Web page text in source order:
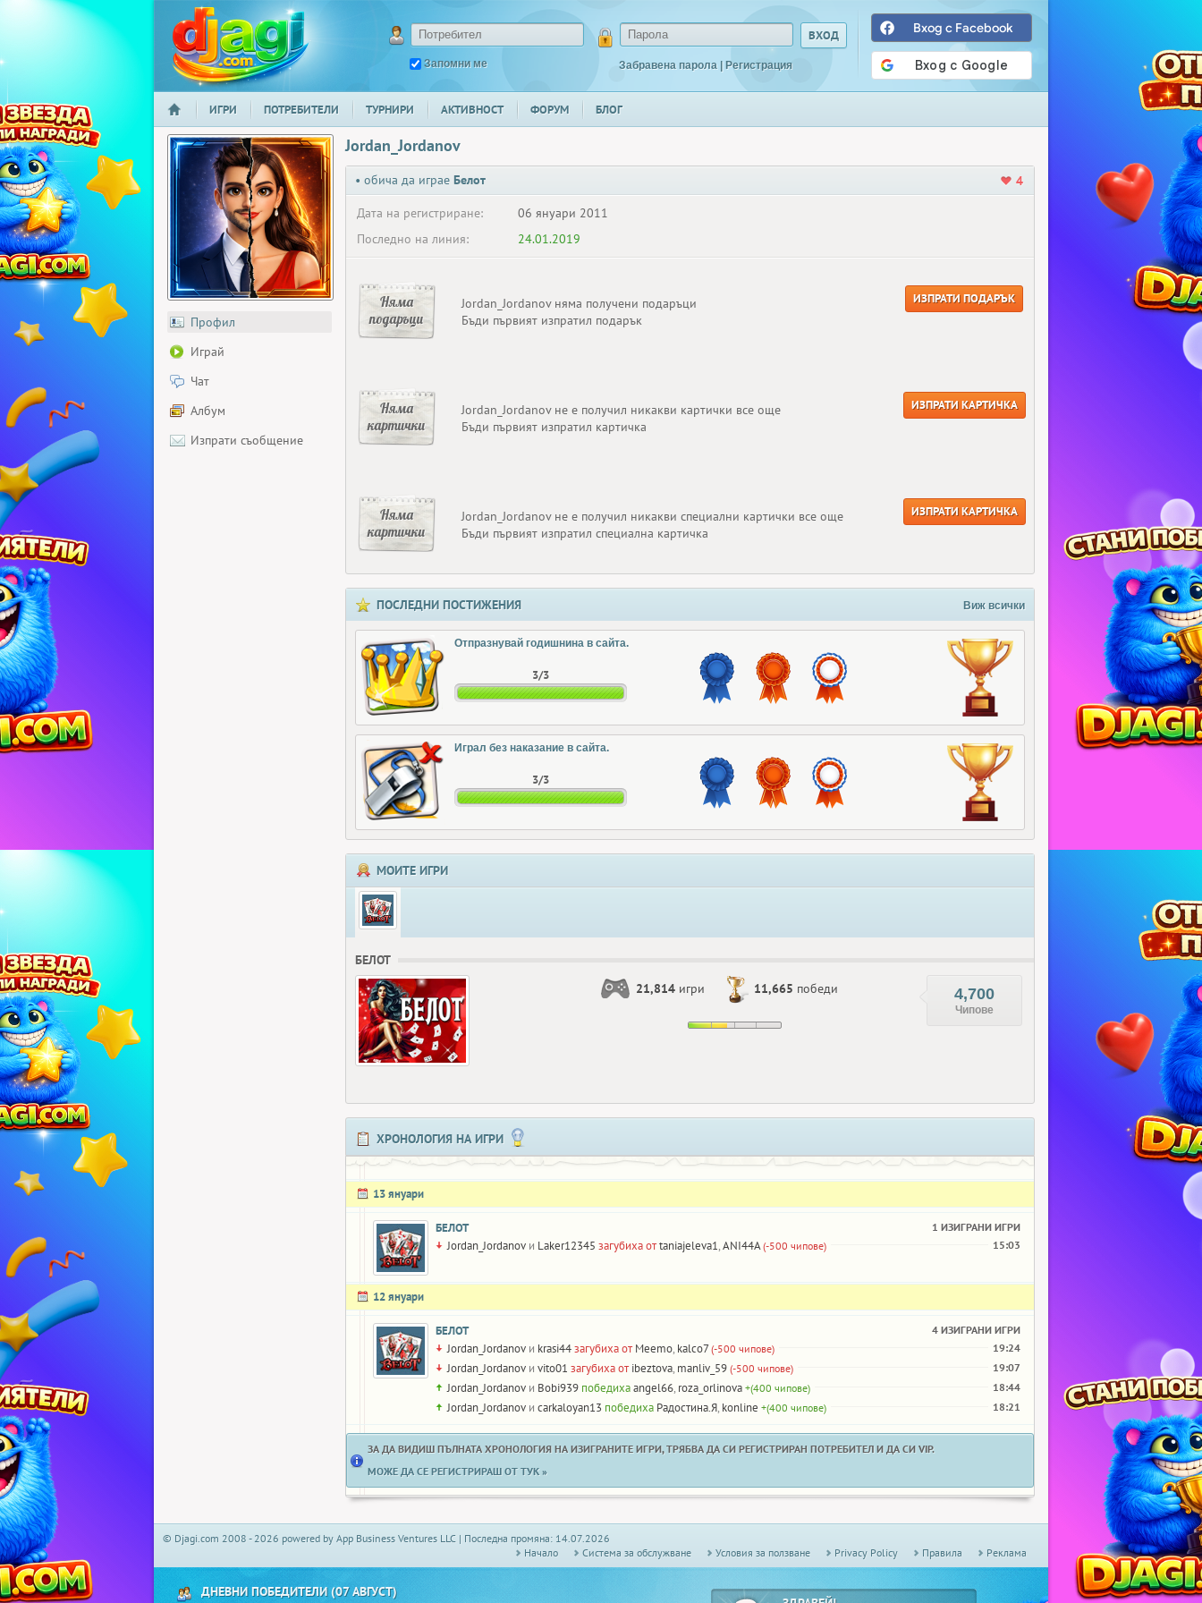
djagi.com
Запомни ме Забравена парола | Регистрация
Вход с Facebook
НАЧАЛО
ИГРИ ПОТРЕБИТЕЛИ ТУРНИРИ АКТИВНОСТ ФОРУМ БЛОГ
Профил
Играй
Чат
Албум
Изпрати съобщение
Jordan_Jordanov
• обича да играе Белот
4
Дата на регистриране:
06 януари 2011
Последно на линия:
24.01.2019
Няма
подаръци
Jordan_Jordanov няма получени подаръци
Бъди първият изпратил подарък
ИЗПРАТИ ПОДАРЪК
Няма
картички
Jordan_Jordanov не е получил никакви картички все още
Бъди първият изпратил картичка
ИЗПРАТИ КАРТИЧКА
Няма
картички
Jordan_Jordanov не е получил никакви специални картички все още
Бъди първият изпратил специална картичка
ИЗПРАТИ КАРТИЧКА
ПОСЛЕДНИ ПОСТИЖЕНИЯ Виж всички
Отпразнувай годишнина в сайта.
3/3
Играл без наказание в сайта.
3/3
МОИТЕ ИГРИ
БЕЛОТ
21,814 игри 11,665 победи 4,700
Чипове
ХРОНОЛОГИЯ НА ИГРИ
13 януари
БЕЛОТ 1 ИЗИГРАНИ ИГРИ
Jordan_Jordanov и Laker12345 загубиха отtaniajeleva1,ANI44A (-500 чипове) 15:03
12 януари
БЕЛОТ 4 ИЗИГРАНИ ИГРИ
Jordan_Jordanov и krasi44загубиха от Meemo, kalco7 (-500 чипове) 19:24
Jordan_Jordanov и vito01 загубиха от ibeztova, manliv_59 (-500 чипове) 19:07
Jordan_Jordanov и Bobi939 победихаangel66, roza_orlinova +(400 чипове) 18:44
Jordan_Jordanov и carkaloyan13 победиха Радостина.Я, konline +(400 чипове) 18:21
ЗА ДА ВИДИШ ПЪЛНАТА ХРОНОЛОГИЯ НА ИЗИГРАНИТЕ ИГРИ, ТРЯБВА ДА СИ РЕГИСТРИРАН ПОТРЕБИТЕЛ И ДА СИ VIP.
МОЖЕ ДА СЕ РЕГИСТРИРАШ ОТ ТУК »
© Djagi.com 2008 - 2026 powered by App Business Ventures LLC | Последна промяна: 14.07.2026
Начало
Системa за обслужване Условия за ползване Privacy Policy Правила Реклама
ДНЕВНИ ПОБЕДИТЕЛИ (07 АВГУСТ)